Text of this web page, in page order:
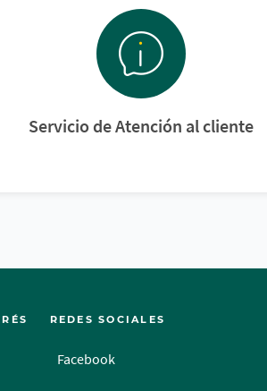
Servicio de Atención al cliente
REDES SOCIALES
Facebook